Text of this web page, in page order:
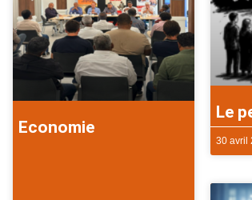
Economie
Le
30 avril